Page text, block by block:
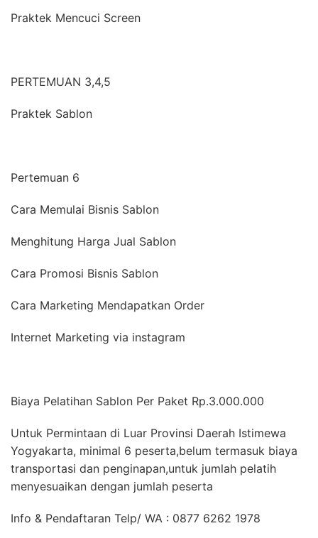
Praktek Mencuci Screen
PERTEMUAN 3,4,5
Praktek Sablon
Pertemuan 6
Cara Memulai Bisnis Sablon
Menghitung Harga Jual Sablon
Cara Promosi Bisnis Sablon
Cara Marketing Mendapatkan Order
Internet Marketing via instagram
Biaya Pelatihan Sablon Per Paket Rp.3.000.000
Untuk Permintaan di Luar Provinsi Daerah Istimewa
Yogyakarta, minimal 6 peserta,belum termasuk biaya
transportasi dan penginapan,untuk jumlah pelatih
menyesuaikan dengan jumlah peserta
Info & Pendaftaran Telp/ WA : 0877 6262 1978